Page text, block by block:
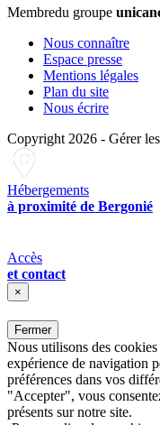
Membredu groupe
Nous connaître
Espace presse
Mentions légales
Plan du site
Nous écrire
Copyright 2026 - Gérer
Hébergements
à proximité de Bergonié
Accès
et contact
×
Fermer
Nous utilisons des
expérience de navigation
préférences dans vos
"Accepter", vous
présents sur notre site.